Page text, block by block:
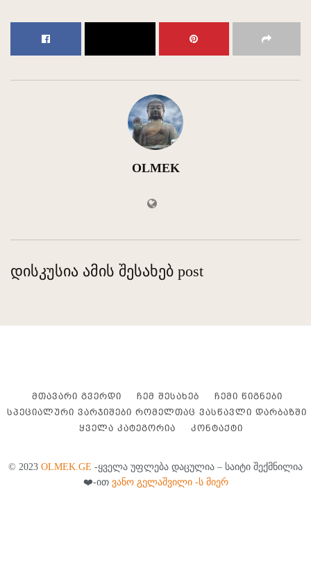
OLMEK
დისკუსია ამის შესახებ post
ᲛᲗᲐᲕᲐᲠᲘ ᲒᲕᲔᲠᲓᲘ ᲩᲔᲛ ᲨᲔᲡᲐᲮᲔᲑ
ᲩᲔᲛᲘ ᲬᲘᲒᲜᲔᲑᲘ
ᲡᲞᲔᲪᲘᲐᲚᲣᲠᲘ ᲕᲐᲠᲯᲘᲨᲔᲑᲘ ᲠᲝᲛᲔᲚᲗᲐᲪ ᲕᲐᲡᲬᲐᲕᲚᲘ ᲓᲐᲠᲑᲐᲖᲨᲘ
ᲧᲕᲔᲚᲐ ᲙᲐᲢᲔᲒᲝᲠᲘᲐ
ᲙᲝᲜᲢᲐᲥᲢᲘ
© 2023 OLMEK.GE -ყველა უფლება დაცულია – საიტი შექმნილია
❤️-ით ვანო გელაშვილი -ს მიერ